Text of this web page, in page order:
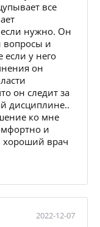
все
нужно. Он
вопросы и
если у него
он
он следит за
дисциплине..
ко мне
и
хороший врач
2022-12-07